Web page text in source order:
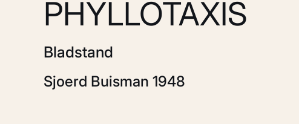
PHYLLOTAXIS
Bladstand
Sjoerd Buisman 1948